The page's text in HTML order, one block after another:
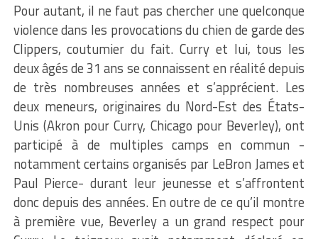
Pour autant, il ne faut pas chercher une quelconque
violence dans les provocations du chien de garde des
Clippers, coutumier du fait. Curry et lui, tous les
deux âgés de 31 ans se connaissent en réalité depuis
de très nombreuses années et s’apprécient. Les
deux meneurs, originaires du Nord-Est des États-
Unis (Akron pour Curry, Chicago pour Beverley), ont
participé à de multiples camps en commun -
notamment certains organisés par LeBron James et
Paul Pierce- durant leur jeunesse et s’affrontent
donc depuis des années. En outre de ce qu’il montre
à première vue, Beverley a un grand respect pour